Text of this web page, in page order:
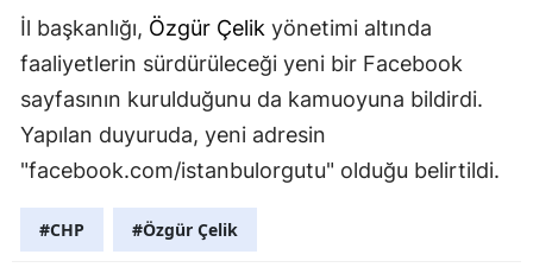
İl başkanlığı, Özgür Çelik yönetimi altında
faaliyetlerin sürdürüleceği yeni bir Facebook
sayfasının kurulduğunu da kamuoyuna bildirdi.
Yapılan duyuruda, yeni adresin
"facebook.com/istanbulorgutu" olduğu belirtildi.
#CHP #Özgür Çelik